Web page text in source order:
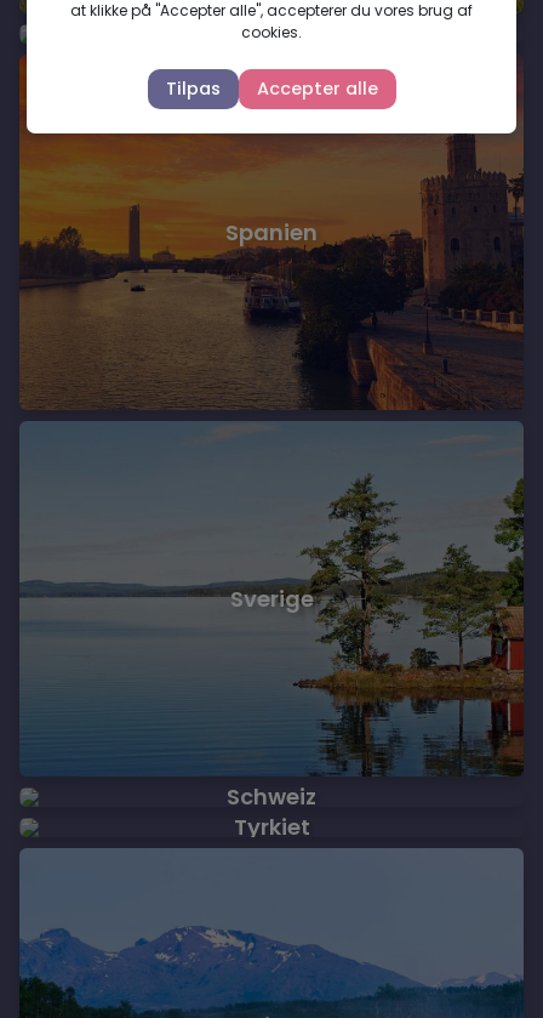
at klikke på "Accepter alle", accepterer du vores brug af
cookies.
Tilpas Accepter alle
Slovenien
Spanien
Sverige
Schweiz
Tyrkiet